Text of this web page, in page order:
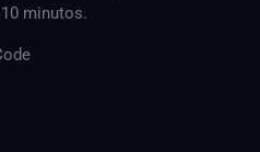
minutos.